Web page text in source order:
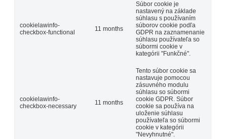
cookielawinfo-
checkbox-functional
11 months
Súbor cookie je
nastavený na základe
súhlasu s používaním
súborov cookie podľa
GDPR na zaznamenanie
súhlasu používateľa so
súbormi cookie v
kategórii "Funkčné".
cookielawinfo-
checkbox-necessary
11 months
Tento súbor cookie sa
nastavuje pomocou
zásuvného modulu
súhlasu so súbormi
cookie GDPR. Súbor
cookie sa používa na
uloženie súhlasu
používateľa so súbormi
cookie v kategórii
"Nevyhnutné".